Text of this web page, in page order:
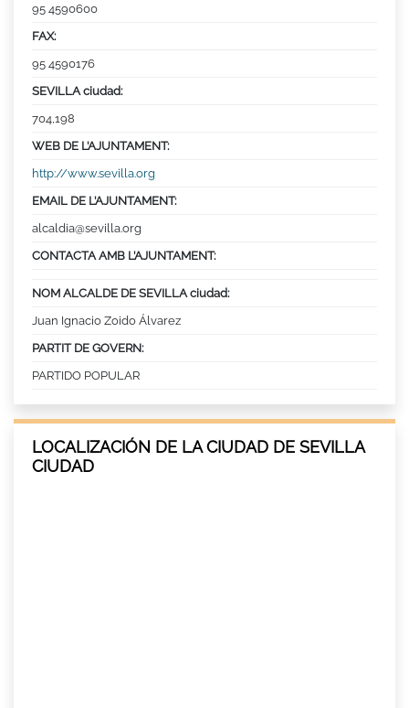
95 4590600
FAX:
95 4590176
SEVILLA ciudad:
704,198
WEB DE L’AJUNTAMENT:
http://www.sevilla.org
EMAIL DE L’AJUNTAMENT:
alcaldia@sevilla.org
CONTACTA AMB L’AJUNTAMENT:
NOM ALCALDE DE SEVILLA ciudad:
Juan Ignacio Zoido Álvarez
PARTIT DE GOVERN:
PARTIDO POPULAR
LOCALIZACIÓN DE LA CIUDAD DE SEVILLA
CIUDAD